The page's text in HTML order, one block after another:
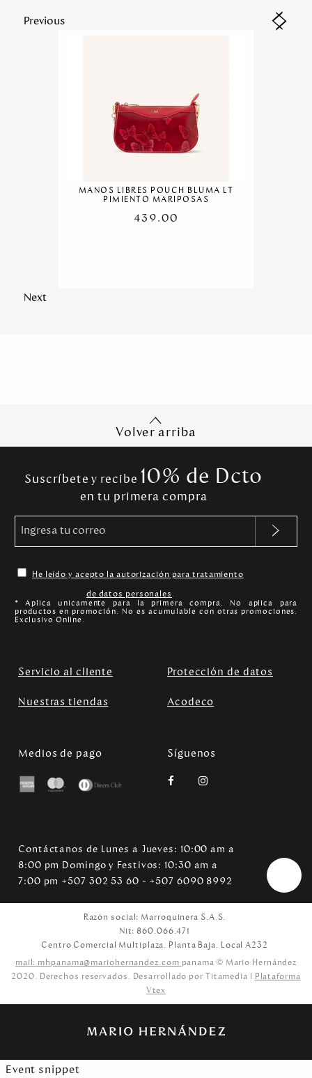
Previous
MANOS LIBRES POUCH BLUMA LT
PIMIENTO MARIPOSAS
439.00
Next
Volver arriba
Suscríbete y recibe 10% de Dcto
en tu primera compra
He leído y acepto la autorización para tratamiento
de datos personales.
* Aplica unicamente para la primera compra. No aplica para
productos en promoción. No es acumulable con otras promociones.
Exclusivo Online.
Servicio al cliente Protección de datos
Nuestras tiendas Acodeco
Medios de pago Síguenos
Contáctanos de Lunes a Jueves: 10:00 am a
8:00 pm Domingo y Festivos: 10:30 am a
7:00 pm +507 302 53 60 - +507 6090 8992
Razón social: Marroquinera S.A.S.
Nit: 860.066.471
Centro Comercial Multiplaza. Planta Baja. Local A232
mail: mhpanama@mariohernandez.com panama © Mario Hernández
2020. Derechos reservados. Desarrollado por Titamedia l Plataforma
Vtex
Event snippet